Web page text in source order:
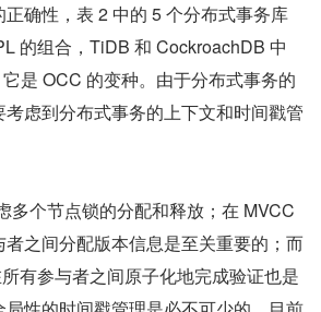
确性，表 2 中的 5 个分布式事务库
的组合，TiDB 和 CockroachDB 中
是 OCC 的变种。由于分布式事务的
虑到分布式事务的上下文和时间戳管
多个节点锁的分配和释放；在 MVCC
之间分配版本信息是至关重要的；而
有参与者之间原子化地完成验证也是